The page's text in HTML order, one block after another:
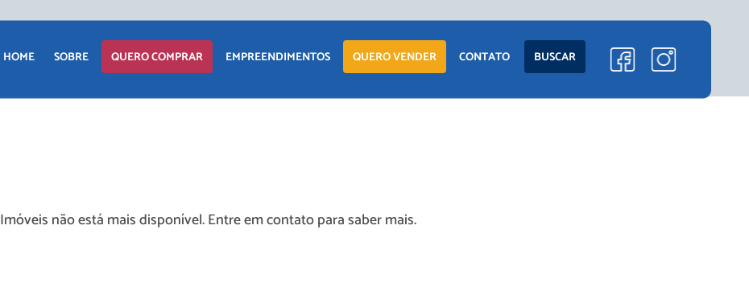
HOME SOBRE QUERO COMPRAR
TERRENO
EMPREENDIMENTOS
PRONTOS PARA
MORAR
QUERO VENDER CONTATO BUSCAR
APARTAMENTO
CASA
LANÇAMENTOS
EM CONSTRUÇÃO
Imóveis não está mais disponível. Entre em contato para saber mais.